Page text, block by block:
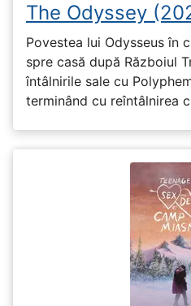
The Odyssey
Povestea lui Odysseus în
spre casă după Războiul
întâlnirile sale cu
terminând cu reîntâlnirea